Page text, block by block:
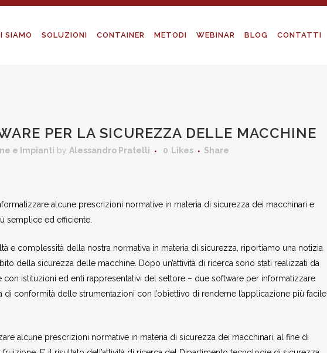
SIAMO SOLUZIONI CONTAINER METODI WEBINAR BLOG CONTATTI
PER LA SICUREZZA DELLE MACCHINE
e Impianti by Alessandro Pratelli 0 Likes Share
alcune prescrizioni normative in materia di sicurezza dei macchinari e
semplice ed efficiente.
e complessità della nostra normativa in materia di sicurezza, riportiamo una notizia
della sicurezza delle macchine. Dopo un’attività di ricerca sono stati realizzati da
con istituzioni ed enti rappresentativi del settore – due software per informatizzare
conformità delle strumentazioni con l’obiettivo di renderne l’applicazione più facile
alcune prescrizioni normative in materia di sicurezza dei macchinari, al fine di